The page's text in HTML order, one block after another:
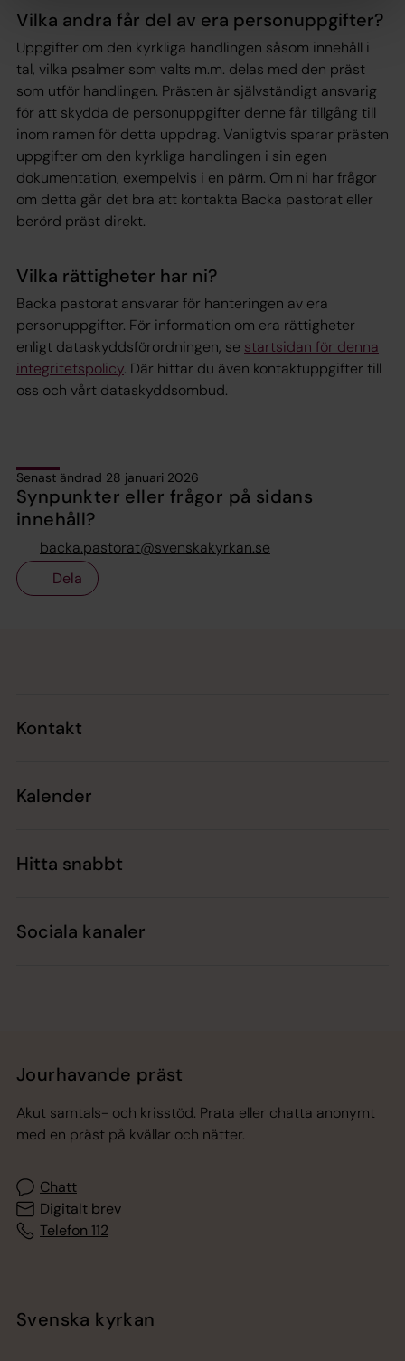
Vilka andra får del av era personuppgifter?
Uppgifter om den kyrkliga handlingen såsom innehåll i
tal, vilka psalmer som valts m.m. delas med den präst
som utför handlingen. Prästen är självständigt ansvarig
för att skydda de personuppgifter denne får tillgång till
inom ramen för detta uppdrag. Vanligtvis sparar prästen
uppgifter om den kyrkliga handlingen i sin egen
dokumentation, exempelvis i en pärm. Om ni har frågor
om detta går det bra att kontakta Backa pastorat eller
berörd präst direkt.
Vilka rättigheter har ni?
Backa pastorat ansvarar för hanteringen av era
personuppgifter. För information om era rättigheter
enligt dataskyddsförordningen, se startsidan för denna
integritetspolicy. Där hittar du även kontaktuppgifter till
oss och vårt dataskyddsombud.
Senast ändrad 28 januari 2026
Synpunkter eller frågor på sidans
innehåll?
backa.pastorat@svenskakyrkan.se
Dela
Kontakt
Kalender
Hitta snabbt
Sociala kanaler
Jourhavande präst
Akut samtals- och krisstöd. Prata eller chatta anonymt
med en präst på kvällar och nätter.
Chatt
Digitalt brev
Telefon 112
Svenska kyrkan